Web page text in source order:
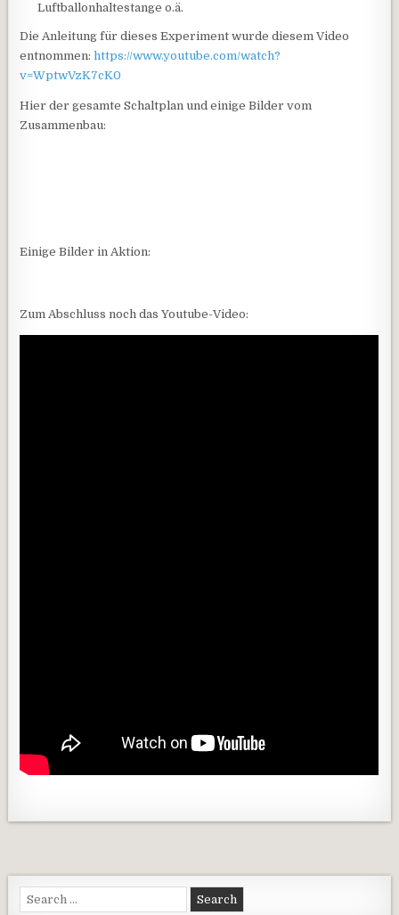
Luftballonhaltestange o.ä.
Die Anleitung für dieses Experiment wurde diesem Video
entnommen:https://www.youtube.com/watch?
v=WptwVzK7cK0
Hier der gesamte Schaltplan und einige Bilder vom
Zusammenbau:
Einige Bilder in Aktion:
Zum Abschluss noch das Youtube-Video:
Search for: